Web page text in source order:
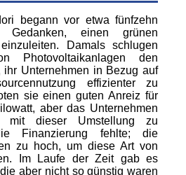
begann vor etwa fünfzehn
einen grünen
Damals schlugen
Photovoltaikanlagen den
ihr Unternehmen in Bezug auf
effizienter zu
sie einen guten Anreiz für
aber das Unternehmen
mit dieser Umstellung zu
Finanzierung fehlte; die
zu hoch, um diese Art von
Im Laufe der Zeit gab es
aber nicht so günstig waren